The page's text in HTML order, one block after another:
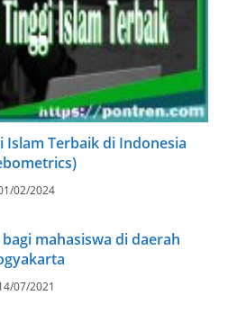
Islam Terbaik di Indonesia
02/2024
mahasiswa di daerah
07/2021